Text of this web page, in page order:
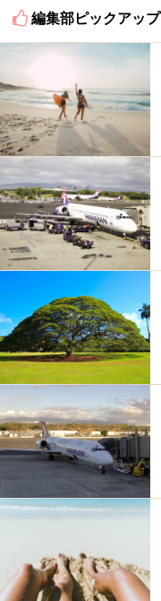
編集部ピックアップ